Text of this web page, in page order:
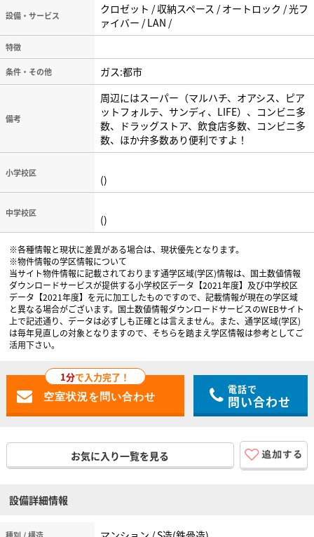
設備・サービス
クロゼット / 収納スペース / オートロック / 光フ
ァイバー / LAN /
特徴
条件・その他 ガス:都市
備考
周辺にはスーパー（マルハチ、オアシス、ピア
ットフォルテ、サンディ、LIFE）、コンビニ多
数、ドラッグストア、飲食店多数、コンビニ多
数、ほか弁多数あり便利ですよ！
小学校区 ()
中学校区 ()
※各種情報と現状に差異がある場合は、現状優先となります。
※物件情報の学区情報について
当サイト物件情報に記載されております通学区域(学区)情報は、国土数値情報
ダウンロードサービスが提供する小学校区データ【2021年度】及び中学校区
データ【2021年度】を元に加工したものですので、記載情報が現在の学区域
と異なる場合がございます。国土数値情報ダウンロードサービスのWEBサイト
上で記述通り、データは必ずしも正確とは言えません。また、通学区域(学区)
は毎年見直しの対象となりますので、そちらを踏まえ学区情報は参考としてご
活用下さい。
1分で入力完了！
電話で
問い合わせ
お気に入り一覧を見る
設備詳細情報